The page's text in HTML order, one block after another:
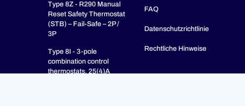
Type 8Z - R290 Manual
Reset Safety Thermostat
(STB) – Fail-Safe – 2P /
3P
Type 8I - 3-pole
combination control
thermostats, 25(4)A
FAQ
Datenschutzrichtlinie
Rechtliche Hinweise